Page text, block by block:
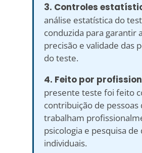
3. Controles
análise estatística do
conduzida para garantir
precisão e validade das
do teste.
4. Feito por
presente teste foi feito
contribuição de pessoas
trabalham
psicologia e pesquisa
individuais.